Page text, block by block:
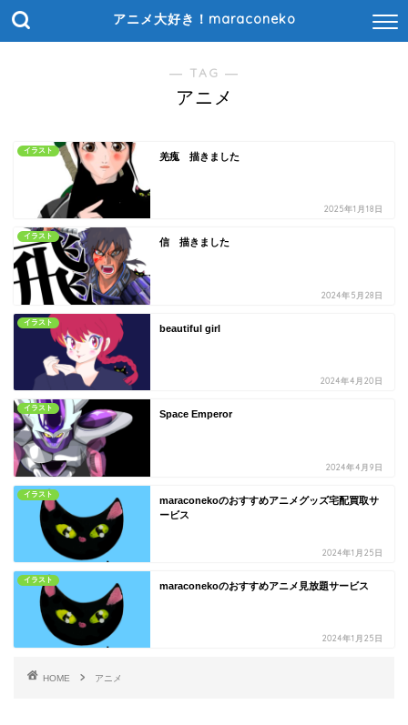
アニメ大好き！maraconeko
― TAG ―
アニメ
イラスト
羌瘣 描きました
2025年1月18日
イラスト
信 描きました
2024年5月28日
イラスト
beautiful girl
2024年4月20日
イラスト
Space Emperor
2024年4月9日
イラスト
maraconekoのおすすめアニメグッズ宅配買取サ
ービス
2024年1月25日
イラスト
maraconekoのおすすめアニメ見放題サービス
2024年1月25日
HOME アニメ